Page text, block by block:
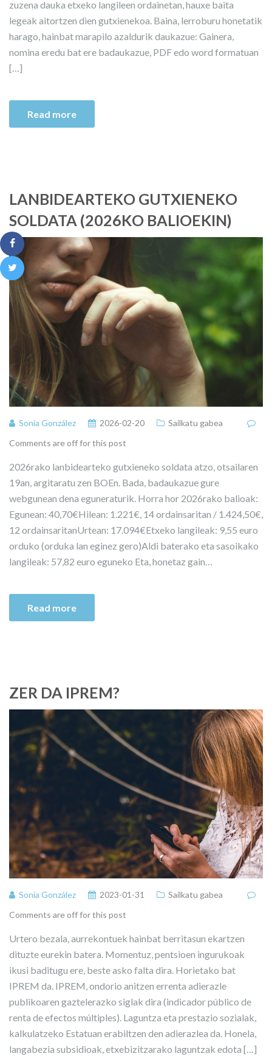
zuzena dauka etxeko langileen ordainetan, hauxe baita
legeak aitortzen dien gutxienekoa. Baina, lerroburu honetatik
harago, hainbat marapilo azaldurik daukazue: Gainera,
nomina eredu bat ere badaukazue, PDF edo word formatuan
[…]
Read more
LANBIDEARTEKO GUTXIENEKO
SOLDATA (2026KO BALIOEKIN)
Sonia González 2026-02-20
Sailkatu gabea
Comments are off for this post
2026rako lanbidearteko gutxieneko soldata atzo, otsailaren
19an, argitaratu zen BOEn. Bada, badaukazue gure
webgunean dena eguneraturik. Horra hor 2026rako balioak:
Egunean: 40,70€Hilean: 1.221€, 14 ordainsaritan / 1.424,50€,
12 ordainsaritanUrtean: 17.094€Etxeko langileak: 9,55 euro
orduko (orduka lan eginez gero)Aldi baterako eta sasoikako
langileak: 57,82 euro eguneko Eta, honetaz gain…
Read more
ZER DA IPREM?
Sonia González 2023-01-31
Sailkatu gabea
Comments are off for this post
Urtero bezala, aurrekontuek hainbat berritasun ekartzen
dituzte eurekin batera. Momentuz, pentsioen ingurukoak
ikusi baditugu ere, beste asko falta dira. Horietako bat
IPREM da. IPREM, ondorio anitzen errenta adierazle
publikoaren gaztelerazko siglak dira (indicador público de
renta de efectos múltiples). Laguntza eta prestazio sozialak,
kalkulatzeko Estatuan erabiltzen den adierazlea da. Honela,
langabezia subsidioak, etxebizitzarako laguntzak edota […]